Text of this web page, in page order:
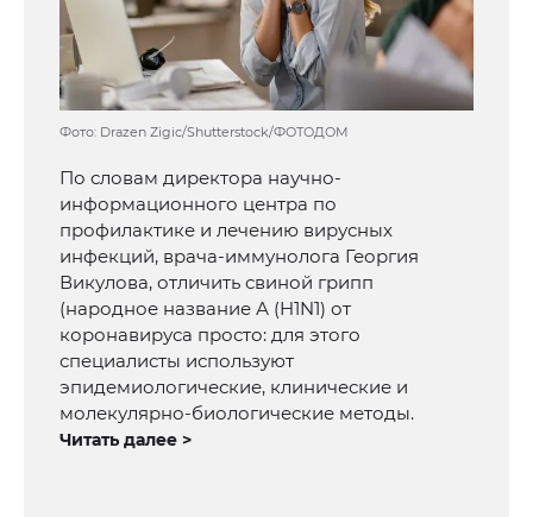
Фото: Drazen Zigic/Shutterstock/ФОТОДОМ
По словам директора научно-
информационного центра по
профилактике и лечению вирусных
инфекций, врача-иммунолога Георгия
Викулова, отличить свиной грипп
(народное название А (H1N1) от
коронавируса просто: для этого
специалисты используют
эпидемиологические, клинические и
молекулярно-биологические методы.
Читать далее >